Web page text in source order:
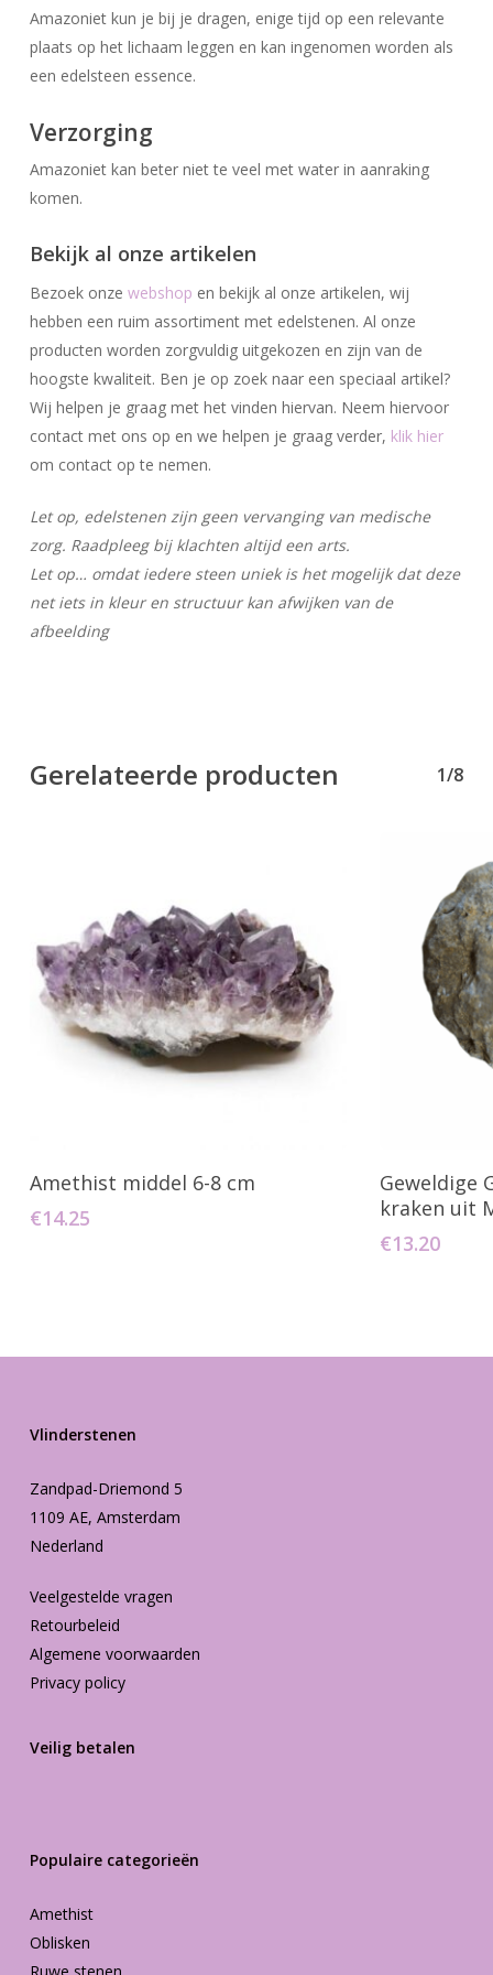
Go To Shop
Amazoniet kun je bij je dragen, enige tijd op een relevante
plaats op het lichaam leggen en kan ingenomen worden als
een edelsteen essence.
Verzorging
Amazoniet kan beter niet te veel met water in aanraking
komen.
Bekijk al onze artikelen
Bezoek onze webshop en bekijk al onze artikelen, wij
hebben een ruim assortiment met edelstenen. Al onze
producten worden zorgvuldig uitgekozen en zijn van de
hoogste kwaliteit. Ben je op zoek naar een speciaal artikel?
Wij helpen je graag met het vinden hiervan. Neem hiervoor
contact met ons op en we helpen je graag verder, klik hier
om contact op te nemen.
Let op, edelstenen zijn geen vervanging van medische
zorg. Raadpleeg bij klachten altijd een arts.
Let op… omdat iedere steen uniek is het mogelijk dat deze
net iets in kleur en structuur kan afwijken van de
afbeelding
Gerelateerde producten 1/8
Toevoegen Aan Winkelwagen
Amethist middel 6-8 cm
€14.25
Geweldige
kraken uit
€13.20
Vlinderstenen
Zandpad-Driemond 5
1109 AE, Amsterdam
Nederland
Veelgestelde vragen
Retourbeleid
Algemene voorwaarden
Privacy policy
Veilig betalen
Populaire categorieën
Amethist
Oblisken